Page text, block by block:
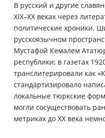
В русский и другие
XIX–XX веках через
политические хроники.
русскоязычном
Мустафой Кемалем
республики; в газетах
транслитерировали как
стандартизировало
локальные тюркские
могли сосуществовать
метриках до XX века